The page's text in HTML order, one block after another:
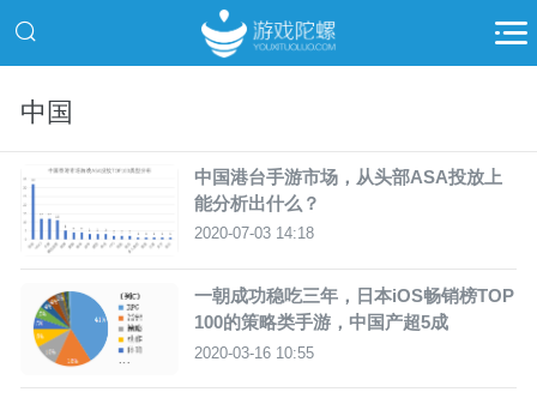
中国
中国港台手游市场，从头部ASA投放上
能分析出什么？
2020-07-03 14:18
一朝成功稳吃三年，日本iOS畅销榜TOP
100的策略类手游，中国产超5成
2020-03-16 10:55